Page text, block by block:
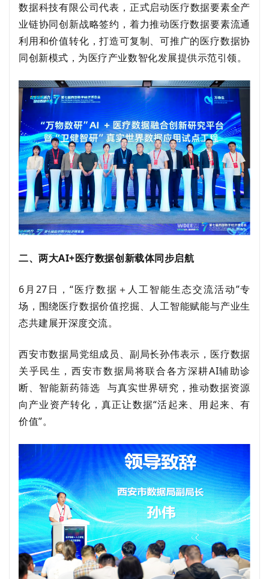
数据科技有限公司代表， 正式启动医疗数据要素全产
业链协同创新战略签约 ， 着力推动医疗数据要素流通
利用和价值转化，打造可复制、可推广的医疗数据协
同创新模式，为医疗产业数智化发展提供示范引领。
二、两大AI+医疗数据创新载体同步启航
6月 27日，“医疗数据＋人工智能生态交流活动”专
场， 围绕医疗数据价值挖掘、人工智能赋能与产业生
态共建展开深度交流。
西安市数据局党组成员、 副局长孙伟表示，医疗数据
关乎民生，西安市数据局将联合各方深耕AI辅助诊
断、 智能新药筛选 与真实世界研究，推动数据资源
向产业资产转化，真正让数据“活起来、用起来、有
价值”。